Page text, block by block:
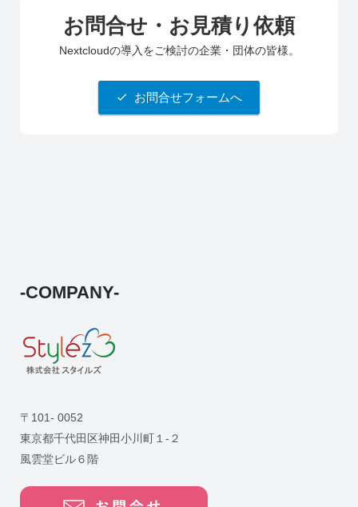
お問合せ・お見積り依頼
Nextcloudの導入をご検討の企業・団体の皆様。
お問合せフォームへ
-COMPANY-
〒101- 0052
東京都千代田区神田小川町１-２
風雲堂ビル６階